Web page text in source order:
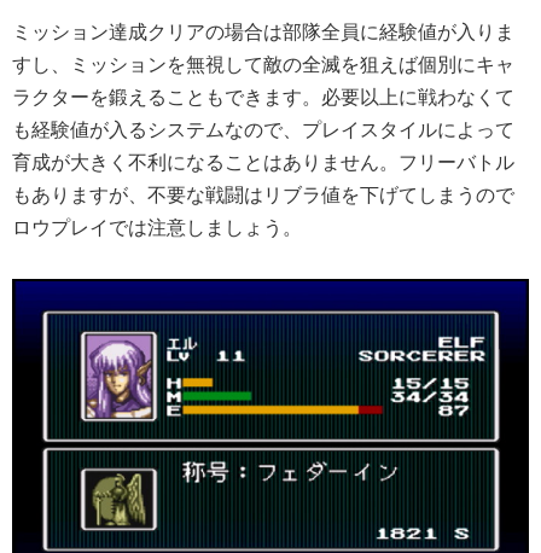
ミッション達成クリアの場合は部隊全員に経験値が入りま
すし、ミッションを無視して敵の全滅を狙えば個別にキャ
ラクターを鍛えることもできます。必要以上に戦わなくて
も経験値が入るシステムなので、プレイスタイルによって
育成が大きく不利になることはありません。フリーバトル
もありますが、不要な戦闘はリブラ値を下げてしまうので
ロウプレイでは注意しましょう。